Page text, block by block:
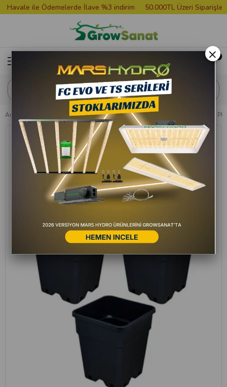
ile Ödemelerde İlave %3 indirim 50.000TL Üzeri Siparişlere
Anasayfa Saksılar ve Tablalar Saksı Plastik Saksı Grow Wizard
×